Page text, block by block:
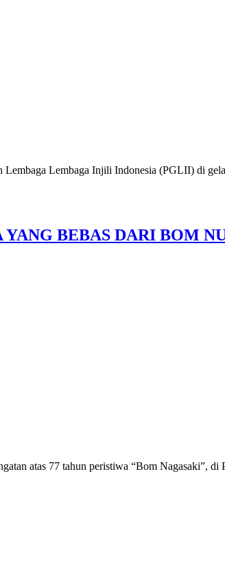
Lembaga Injili Indonesia (PGLII) di
BEBAS DARI BOM
atas 77 tahun peristiwa “Bom Nagasaki”, di